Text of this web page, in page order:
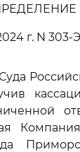
г. N 303-